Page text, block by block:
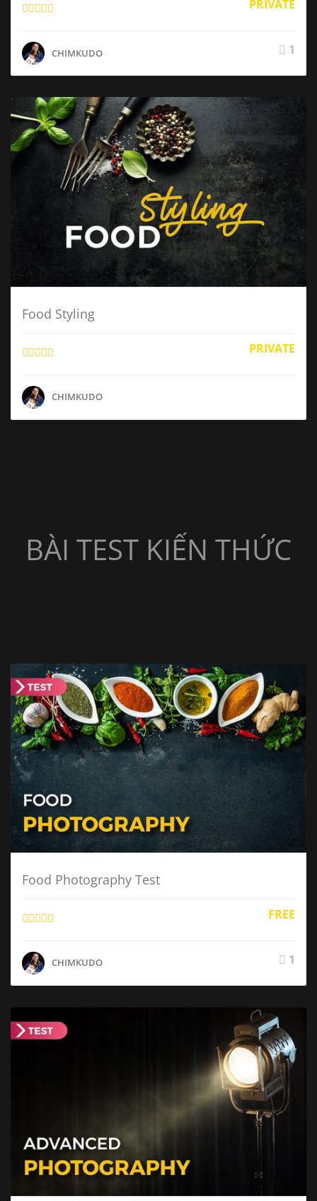
PRIVATE
CHIMKUDO 1
Food Styling
PRIVATE
CHIMKUDO
BÀI TEST KIẾN THỨC
Food Photography Test
FREE
CHIMKUDO 1